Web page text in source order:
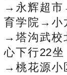
→永辉超
育学院→小
→塔沟武
心下行22
→桃花源